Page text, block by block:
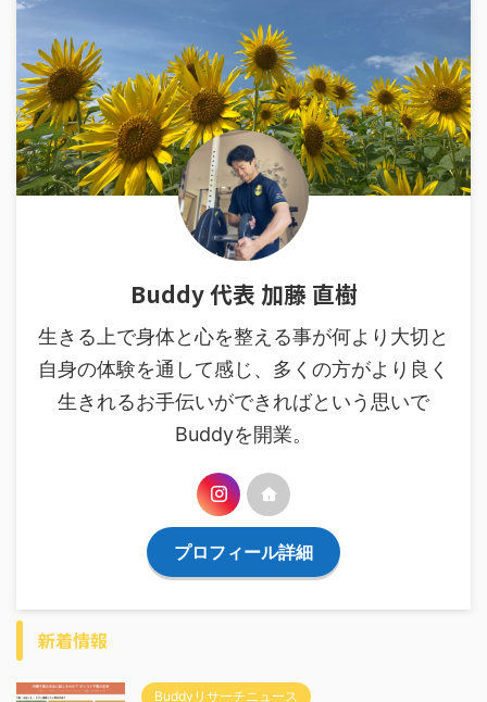
Buddy 代表 加藤 直樹
生きる上で身体と心を整える事が何より大切と
自身の体験を通して感じ、多くの方がより良く
生きれるお手伝いができればという思いで
Buddyを開業。
プロフィール詳細
新着情報
Buddyリサーチニュース